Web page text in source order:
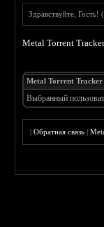
Здравствуйте, Гость! (
Metal Torrent
Metal Torrent
Выбранный
|Обратная связь |